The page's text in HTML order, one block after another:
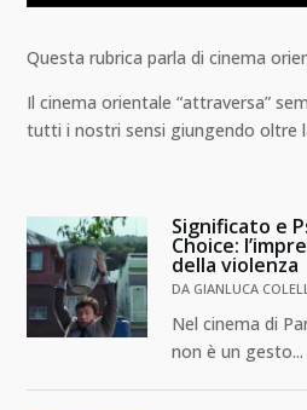
Questa rubrica parla di cinema
Il cinema orientale “attraversa”
tutti i nostri sensi giungendo oltre
Significato e
Choice:
della violenza
DA GIANLUCA
Nel cinema di
non è un gesto...